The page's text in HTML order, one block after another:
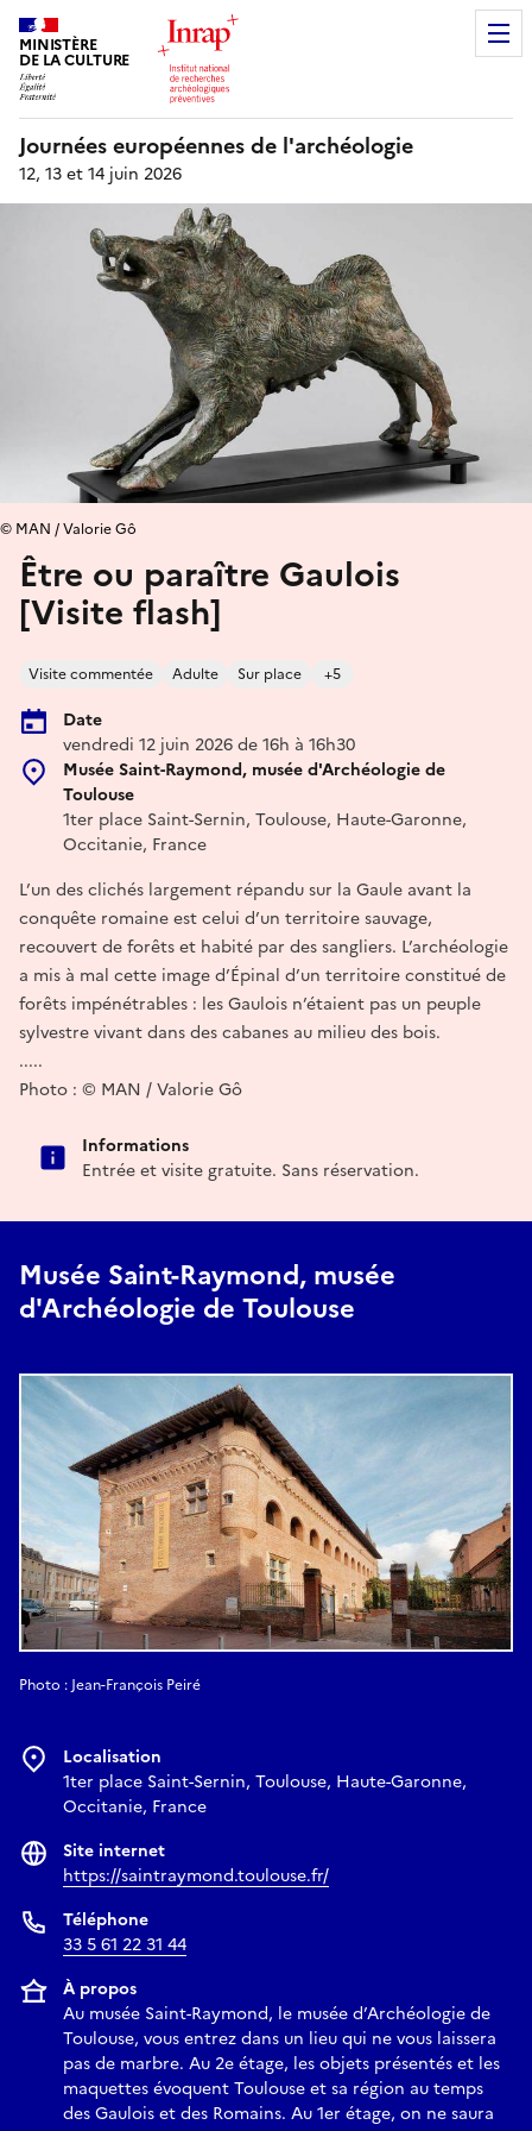
MINISTÈRE
DE LA CULTURE
Journées européennes de l'archéologie
12, 13 et 14 juin 2026
Être ou paraître Gaulois
[Visite flash]
Visite commentée Adulte Sur place +5
Date
vendredi 12 juin 2026 de 16h à 16h30
Musée Saint-Raymond, musée d'Archéologie de
Toulouse
1ter place Saint-Sernin, Toulouse, Haute-Garonne,
Occitanie, France
© MAN / Valorie Gô
L’un des clichés largement répandu sur la Gaule avant la
conquête romaine est celui d’un territoire sauvage,
recouvert de forêts et habité par des sangliers. L’archéologie
a mis à mal cette image d’Épinal d’un territoire constitué de
forêts impénétrables : les Gaulois n’étaient pas un peuple
sylvestre vivant dans des cabanes au milieu des bois.
.....
Photo : © MAN / Valorie Gô
Informations
Entrée et visite gratuite. Sans réservation.
Musée Saint-Raymond, musée
d'Archéologie de Toulouse
Photo : Jean-François Peiré
Localisation
1ter place Saint-Sernin, Toulouse, Haute-Garonne,
Occitanie, France
Site internet
https://saintraymond.toulouse.fr/
Téléphone
33 5 61 22 31 44
À propos
Au musée Saint-Raymond, le musée d’Archéologie de
Toulouse, vous entrez dans un lieu qui ne vous laissera
pas de marbre. Au 2e étage, les objets présentés et les
maquettes évoquent Toulouse et sa région au temps
des Gaulois et des Romains. Au 1er étage, on ne saura